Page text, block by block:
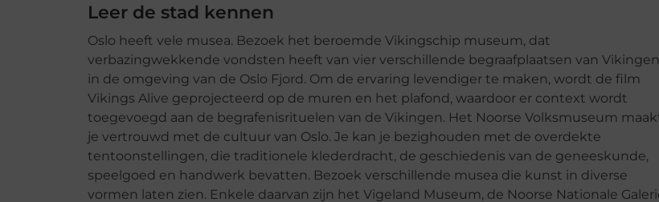
Leer de stad kennen
Oslo heeft vele musea. Bezoek het beroemde Vikingschip museum, dat
verbazingwekkende vondsten heeft van vier verschillende begraafplaatsen van Vikingen
in de omgeving van de Oslo Fjord. Om de ervaring levendiger te maken, wordt de film
Vikings Alive geprojecteerd op de muren en het plafond, waardoor er context wordt
toegevoegd aan de begrafenisrituelen van de Vikingen. Het Noorse Volksmuseum
je vertrouwd met de cultuur van Oslo. Je kan je bezighouden met de overdekte
tentoonstellingen, die traditionele klederdracht, de geschiedenis van de geneeskunde,
speelgoed en handwerk bevatten. Bezoek verschillende musea die kunst in diverse
vormen laten zien. Enkele daarvan zijn het Vigeland Museum, de Noorse Nationale